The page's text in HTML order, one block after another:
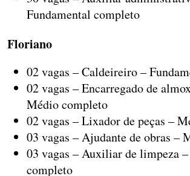
Fundamental completo
Floriano
02 vagas – Caldeireiro –
02 vagas – Encarregado de
Médio completo
02 vagas – Lixador de peças –
03 vagas – Ajudante de obras –
03 vagas – Auxiliar de limpeza
completo